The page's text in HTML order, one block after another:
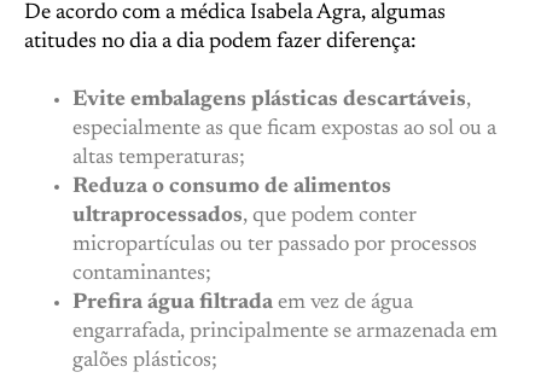
De acordo com a médica Isabela Agra, algumas
atitudes no dia a dia podem fazer diferença:
Evite embalagens plásticas descartáveis,
especialmente as que ficam expostas ao sol ou a
altas temperaturas;
Reduza o consumo de alimentos
ultraprocessados, que podem conter
micropartículas ou ter passado por processos
contaminantes;
Prefira água filtrada em vez de água
engarrafada, principalmente se armazenada em
galões plásticos;